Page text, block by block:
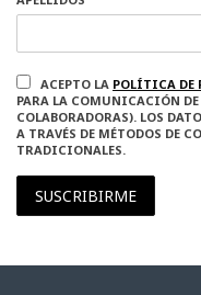
ACEPTO LA POLÍTICA DE
PARA LA COMUNICACIÓN
COLABORADORAS). LOS
A TRAVÉS DE MÉTODOS DE
TRADICIONALES.
SUSCRIBIRME